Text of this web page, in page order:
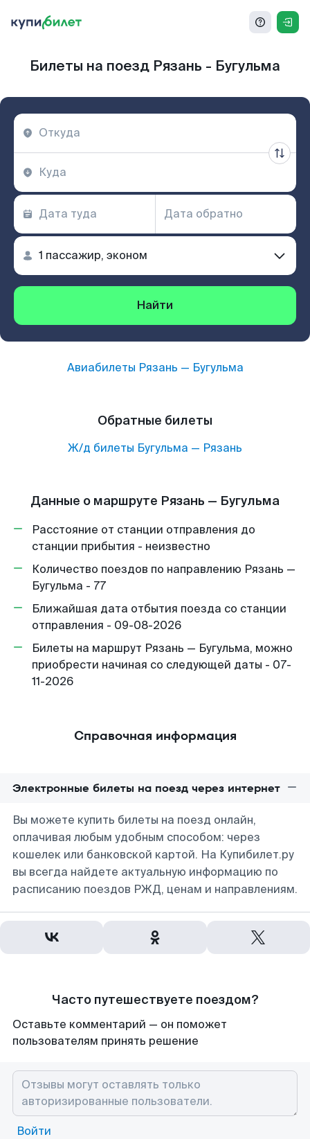
Билеты на поезд Рязань - Бугульма
Найти
Авиабилеты Рязань — Бугульма
Обратные билеты
Ж/д билеты Бугульма — Рязань
Данные о маршруте Рязань — Бугульма
Расстояние от станции отправления до
станции прибытия - неизвестно
Количество поездов по направлению Рязань —
Бугульма - 77
Ближайшая дата отбытия поезда со станции
отправления - 09-08-2026
Билеты на маршрут Рязань — Бугульма, можно
приобрести начиная со следующей даты - 07-
11-2026
Справочная информация
Электронные билеты на поезд через интернет
Вы можете купить билеты на поезд онлайн,
оплачивая любым удобным способом: через
кошелек или банковской картой. На Купибилет.ру
вы всегда найдете актуальную информацию по
расписанию поездов РЖД, ценам и направлениям.
Часто путешествуете поездом?
Оставьте комментарий — он поможет
пользователям принять решение
Войти